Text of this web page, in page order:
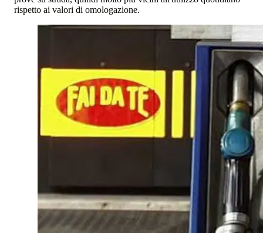
rispetto ai valori di omologazione.